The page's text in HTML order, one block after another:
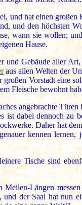
und hat einen großen
und den höchsten
wann sie wollen;
Hause.
und Gebäude aller
aus allen Welten der
Vorstadt eine
Fleische bewohnt
angebrachte
dabei dennoch zu
Daher hat
kennen lernen,
Tische sind
Meilen-Längen
und der Saal hat nun